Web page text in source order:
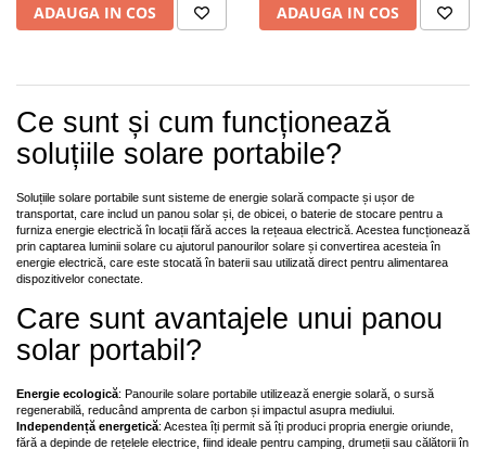
Diverse
Sisteme de prindere
Statii de incarcare EV
OUTLET
ADAUGA IN COS ADAUGA IN COS
Ce sunt și cum funcționează
soluțiile solare portabile?
Soluțiile solare portabile sunt sisteme de energie solară compacte și ușor de
transportat, care includ un panou solar și, de obicei, o baterie de stocare pentru a
furniza energie electrică în locații fără acces la rețeaua electrică. Acestea funcționează
prin captarea luminii solare cu ajutorul panourilor solare și convertirea acesteia în
energie electrică, care este stocată în baterii sau utilizată direct pentru alimentarea
dispozitivelor conectate.
Care sunt avantajele unui panou
solar portabil?
Energie ecologică: Panourile solare portabile utilizează energie solară, o sursă
regenerabilă, reducând amprenta de carbon și impactul asupra mediului.
Independență energetică: Acestea îți permit să îți produci propria energie oriunde,
fără a depinde de rețelele electrice, fiind ideale pentru camping, drumeții sau călătorii în